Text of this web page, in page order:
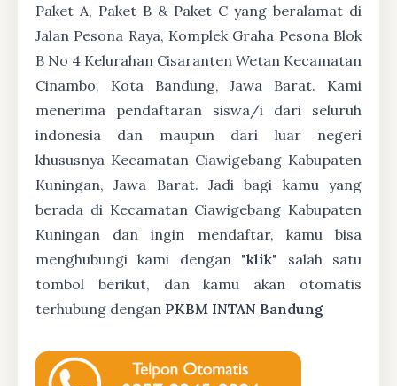
Paket A, Paket B & Paket C yang beralamat di
Jalan Pesona Raya, Komplek Graha Pesona Blok
B No 4 Kelurahan Cisaranten Wetan Kecamatan
Cinambo, Kota Bandung, Jawa Barat. Kami
menerima pendaftaran siswa/i dari seluruh
indonesia dan maupun dari luar negeri
khususnya Kecamatan Ciawigebang Kabupaten
Kuningan, Jawa Barat. Jadi bagi kamu yang
berada di Kecamatan Ciawigebang Kabupaten
Kuningan dan ingin mendaftar, kamu bisa
menghubungi kami dengan "klik" salah satu
tombol berikut, dan kamu akan otomatis
terhubung dengan PKBM INTAN Bandung